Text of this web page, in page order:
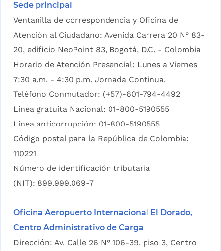
Sede principal
Ventanilla de correspondencia y Oficina de
Atención al Ciudadano: Avenida Carrera 20 N° 83-
20, edificio NeoPoint 83, Bogotá, D.C. - Colombia
Horario de Atención Presencial: Lunes a Viernes
7:30 a.m. - 4:30 p.m. Jornada Continua.
Teléfono Conmutador: (+57)-601-794-4492
Linea gratuita Nacional: 01-800-5190555
Línea anticorrupción: 01-800-5190555
Código postal para la República de Colombia:
110221
Número de identificación tributaria
(NIT): 899.999.069-7
Oficina Aeropuerto Internacional El Dorado,
Centro Administrativo de Carga
Dirección: Av. Calle 26 N° 106-39. piso 3, Centro